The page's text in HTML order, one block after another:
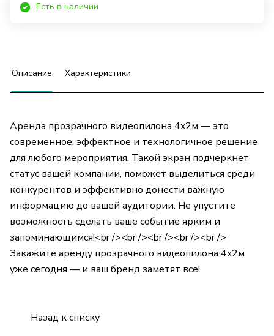
Есть в наличии
Описание Характеристики
Аренда прозрачного видеопилона 4x2м — это
современное, эффектное и технологичное решение
для любого мероприятия. Такой экран подчеркнет
статус вашей компании, поможет выделиться среди
конкурентов и эффективно донести важную
информацию до вашей аудитории. Не упустите
возможность сделать ваше событие ярким и
запоминающимся!<br /><br /><br /><br /><br />
Закажите аренду прозрачного видеопилона 4x2м
уже сегодня — и ваш бренд заметят все!
Назад к списку